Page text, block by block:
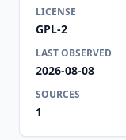
LICENSE
GPL-2
LAST OBSERVED
2026-08-08
SOURCES
1